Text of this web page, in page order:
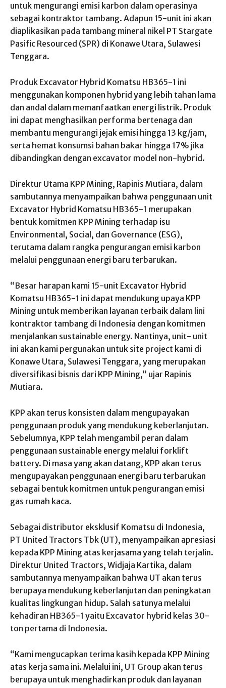
untuk mengurangi emisi karbon dalam operasinya
sebagai kontraktor tambang. Adapun 15-unit ini akan
diaplikasikan pada tambang mineral nikel PT Stargate
Pasific Resourced (SPR) di Konawe Utara, Sulawesi
Tenggara.
Produk Excavator Hybrid Komatsu HB365-1 ini
menggunakan komponen hybrid yang lebih tahan lama
dan andal dalam memanfaatkan energi listrik. Produk
ini dapat menghasilkan performa bertenaga dan
membantu mengurangi jejak emisi hingga 13 kg/jam,
serta hemat konsumsi bahan bakar hingga 17% jika
dibandingkan dengan excavator model non-hybrid.
Direktur Utama KPP Mining, Rapinis Mutiara, dalam
sambutannya menyampaikan bahwa penggunaan unit
Excavator Hybrid Komatsu HB365-1 merupakan
bentuk komitmen KPP Mining terhadap isu
Environmental, Social, dan Governance (ESG),
terutama dalam rangka pengurangan emisi karbon
melalui penggunaan energi baru terbarukan.
“Besar harapan kami 15-unit Excavator Hybrid
Komatsu HB365-1 ini dapat mendukung upaya KPP
Mining untuk memberikan layanan terbaik dalam lini
kontraktor tambang di Indonesia dengan komitmen
menjalankan sustainable energy. Nantinya, unit- unit
ini akan kami pergunakan untuk site project kami di
Konawe Utara, Sulawesi Tenggara, yang merupakan
diversifikasi bisnis dari KPP Mining,” ujar Rapinis
Mutiara.
KPP akan terus konsisten dalam mengupayakan
penggunaan produk yang mendukung keberlanjutan.
Sebelumnya, KPP telah mengambil peran dalam
penggunaan sustainable energy melalui forklift
battery. Di masa yang akan datang, KPP akan terus
mengupayakan penggunaan energi baru terbarukan
sebagai bentuk komitmen untuk pengurangan emisi
gas rumah kaca.
Sebagai distributor eksklusif Komatsu di Indonesia,
PT United Tractors Tbk (UT), menyampaikan apresiasi
kepada KPP Mining atas kerjasama yang telah terjalin.
Direktur United Tractors, Widjaja Kartika, dalam
sambutannya menyampaikan bahwa UT akan terus
berupaya mendukung keberlanjutan dan peningkatan
kualitas lingkungan hidup. Salah satunya melalui
kehadiran HB365-1 yaitu Excavator hybrid kelas 30-
ton pertama di Indonesia.
“Kami mengucapkan terima kasih kepada KPP Mining
atas kerja sama ini. Melalui ini, UT Group akan terus
berupaya untuk menghadirkan produk dan layanan